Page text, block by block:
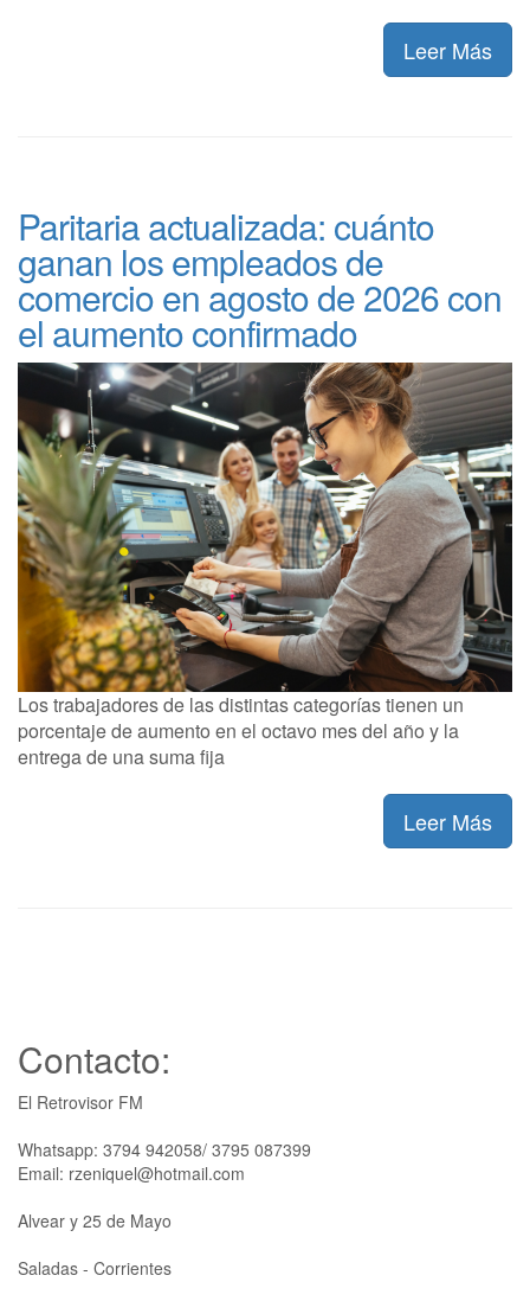
Leer Más
Paritaria actualizada: cuánto
ganan los empleados de
comercio en agosto de 2026 con
el aumento confirmado
Los trabajadores de las distintas categorías tienen un
porcentaje de aumento en el octavo mes del año y la
entrega de una suma fija
Leer Más
Contacto:
El Retrovisor FM
Whatsapp: 3794 942058/ 3795 087399
Email: rzeniquel@hotmail.com
Alvear y 25 de Mayo
Saladas - Corrientes